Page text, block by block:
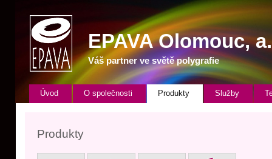
EPAVAOlomouc,
Váš partner ve světě polygrafie
Úvod O společnosti Produkty Služby
Produkty